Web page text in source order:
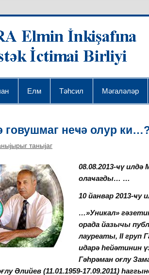
Елм Тәһсил Мәгаләләр
говушмаг неҹә олур
таныјаг
08.08.2013-ҹү
олаҹагды… …
10 йанвар 2013-ҹу
…»Уникал»
орада йазычы
лауреаты, II груп
идарә һейәтинин
Гәһрәман оғлу
Әлийев (11.01.1959-17.09.2011)